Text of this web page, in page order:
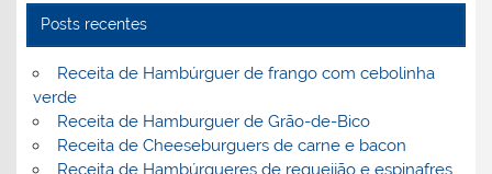
o
k
l
Posts recentes
Receita de Hambúrguer de frango com cebolinha
verde
Receita de Hamburguer de Grão-de-Bico
Receita de Cheeseburguers de carne e bacon
Receita de Hambúrgueres de requeijão e espinafres